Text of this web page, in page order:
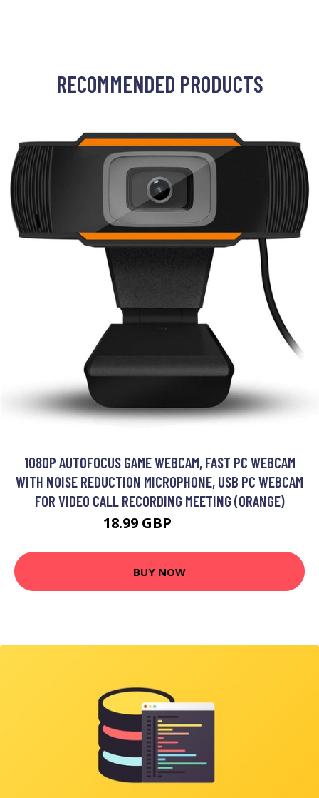
RECOMMENDED PRODUCTS
1080P AUTOFOCUS GAME WEBCAM, FAST PC WEBCAM
WITH NOISE REDUCTION MICROPHONE, USB PC WEBCAM
FOR VIDEO CALL RECORDING MEETING (ORANGE)
18.99 GBP
BUY NOW